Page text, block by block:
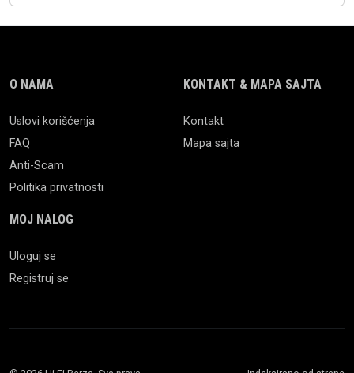
O NAMA
Uslovi korišćenja
FAQ
Anti-Scam
Politika privatnosti
KONTAKT & MAPA SAJTA
Kontakt
Mapa sajta
MOJ NALOG
Uloguj se
Registruj se